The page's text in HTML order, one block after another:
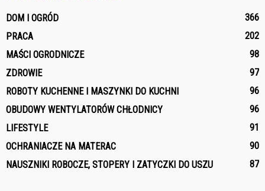
DOM I OGRÓD
366
PRACA
202
MAŚCI OGRODNICZE
98
ZDROWIE
97
ROBOTY KUCHENNE I MASZYNKI DO KUCHNI
96
OBUDOWY WENTYLATORÓW CHŁODNICY
96
LIFESTYLE
91
OCHRANIACZE NA MATERAC
90
NAUSZNIKI ROBOCZE, STOPERY I ZATYCZKI DO USZU
87